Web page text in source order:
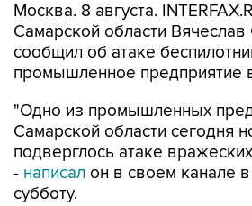
Москва. 8 августа.
Самарской области
сообщил об атаке
промышленное предприятие
"Одно из промышленных
Самарской области сегодня
подверглось атаке
- написал он в своем канале
субботу.